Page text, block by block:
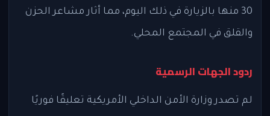
30 منها بالزيارة في ذلك اليوم، مما أثار مشاعر الحزن
والقلق في المجتمع المحلي.
ردود الجهات الرسمية
لم تصدر وزارة الأمن الداخلي الأمريكية تعليقًا فوريًا